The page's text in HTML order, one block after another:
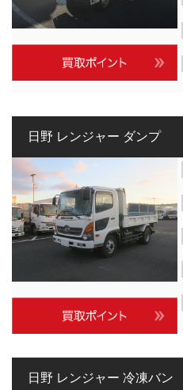
日野 レンジャー ダンプ
日野 レンジャー 冷凍バン